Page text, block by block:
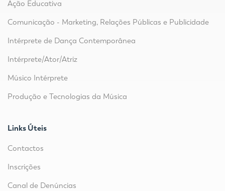
Ação Educativa
Comunicação - Marketing, Relações Públicas e Publicidade
Intérprete de Dança Contemporânea
Intérprete/Ator/Atriz
Músico Intérprete
Produção e Tecnologias da Música
Links Úteis
Contactos
Inscrições
Canal de Denúncias